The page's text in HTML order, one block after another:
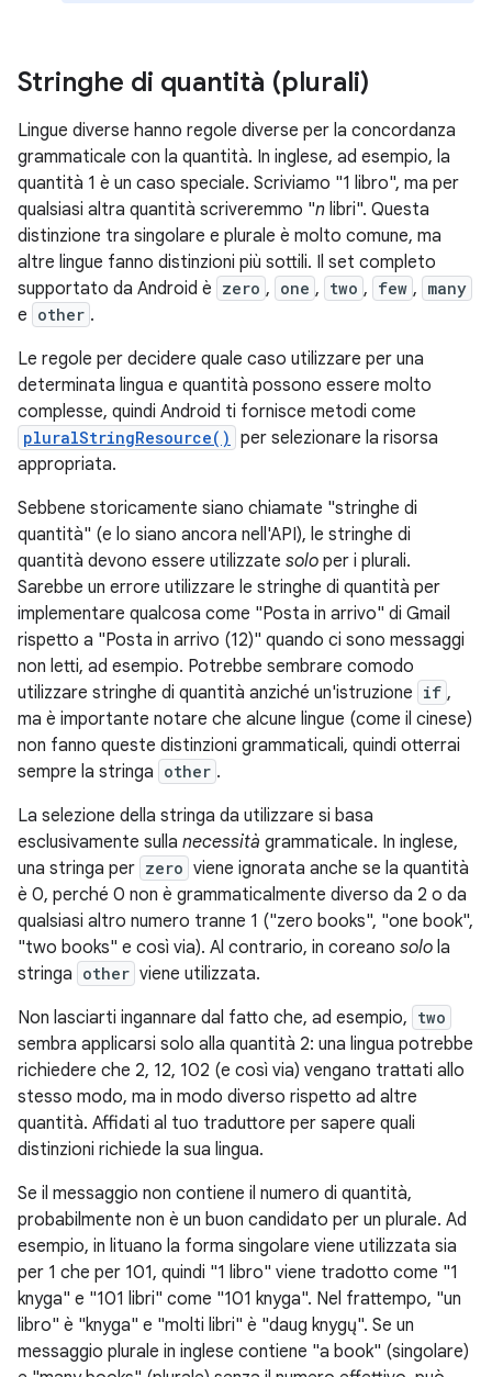
Stringhe di quantità (plurali)
Lingue diverse hanno regole diverse per la concordanza
grammaticale con la quantità. In inglese, ad esempio, la
quantità 1 è un caso speciale. Scriviamo "1 libro", ma per
qualsiasi altra quantità scriveremmo "n libri". Questa
distinzione tra singolare e plurale è molto comune, ma
altre lingue fanno distinzioni più sottili. Il set completo
supportato da Android è zero , one , two , few , many
e other .
Le regole per decidere quale caso utilizzare per una
determinata lingua e quantità possono essere molto
complesse, quindi Android ti fornisce metodi come
pluralStringResource() per selezionare la risorsa
appropriata.
Sebbene storicamente siano chiamate "stringhe di
quantità" (e lo siano ancora nell'API), le stringhe di
quantità devono essere utilizzate solo per i plurali.
Sarebbe un errore utilizzare le stringhe di quantità per
implementare qualcosa come "Posta in arrivo" di Gmail
rispetto a "Posta in arrivo (12)" quando ci sono messaggi
non letti, ad esempio. Potrebbe sembrare comodo
utilizzare stringhe di quantità anziché un'istruzione if ,
ma è importante notare che alcune lingue (come il cinese)
non fanno queste distinzioni grammaticali, quindi otterrai
sempre la stringa other .
La selezione della stringa da utilizzare si basa
esclusivamente sulla necessità grammaticale. In inglese,
una stringa per zero viene ignorata anche se la quantità
è 0, perché 0 non è grammaticalmente diverso da 2 o da
qualsiasi altro numero tranne 1 ("zero books", "one book",
"two books" e così via). Al contrario, in coreano solo la
stringa other viene utilizzata.
Non lasciarti ingannare dal fatto che, ad esempio, two
sembra applicarsi solo alla quantità 2: una lingua potrebbe
richiedere che 2, 12, 102 (e così via) vengano trattati allo
stesso modo, ma in modo diverso rispetto ad altre
quantità. Affidati al tuo traduttore per sapere quali
distinzioni richiede la sua lingua.
Se il messaggio non contiene il numero di quantità,
probabilmente non è un buon candidato per un plurale. Ad
esempio, in lituano la forma singolare viene utilizzata sia
per 1 che per 101, quindi "1 libro" viene tradotto come "1
knyga" e "101 libri" come "101 knyga". Nel frattempo, "un
libro" è "knyga" e "molti libri" è "daug knygų". Se un
messaggio plurale in inglese contiene "a book" (singolare)